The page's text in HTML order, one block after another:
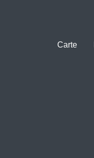
Carte